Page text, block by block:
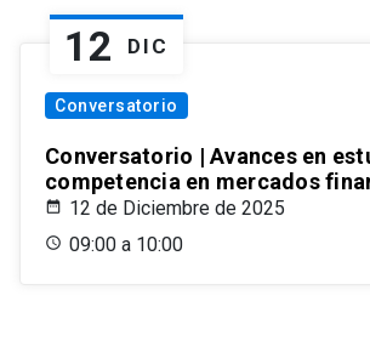
12 DIC
Conversatorio
Conversatorio | Avances en
competencia en mercados
12 de Diciembre de 2025
09:00 a 10:00